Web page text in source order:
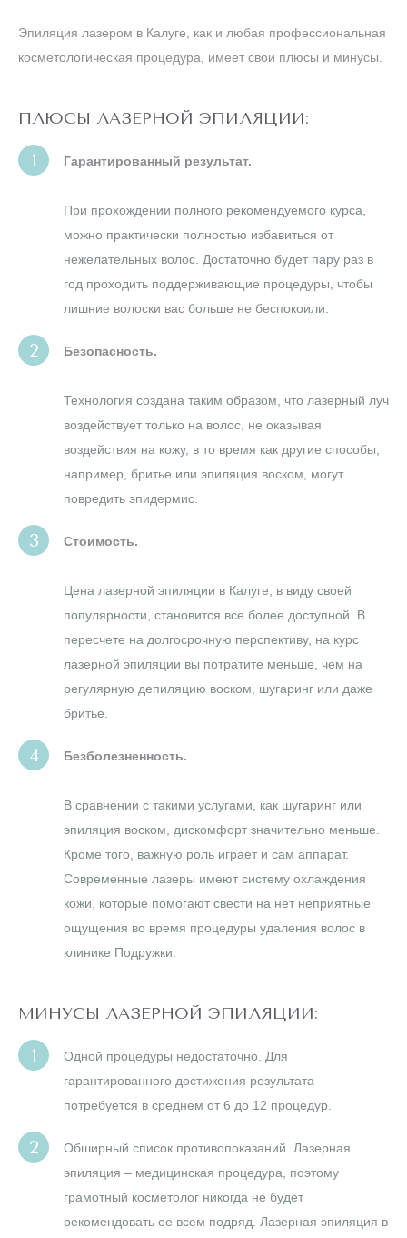
ПРОЦЕДУРЫ
Эпиляция лазером в Калуге, как и любая профессиональная
косметологическая процедура, имеет свои плюсы и минусы.
ПЛЮСЫ ЛАЗЕРНОЙ ЭПИЛЯЦИИ:
Гарантированный результат.
При прохождении полного рекомендуемого курса,
можно практически полностью избавиться от
нежелательных волос. Достаточно будет пару раз в
год проходить поддерживающие процедуры, чтобы
лишние волоски вас больше не беспокоили.
Безопасность.
Технология создана таким образом, что лазерный луч
воздействует только на волос, не оказывая
воздействия на кожу, в то время как другие способы,
например, бритье или эпиляция воском, могут
повредить эпидермис.
Стоимость.
Цена лазерной эпиляции в Калуге, в виду своей
популярности, становится все более доступной. В
пересчете на долгосрочную перспективу, на курс
лазерной эпиляции вы потратите меньше, чем на
регулярную депиляцию воском, шугаринг или даже
бритье.
Безболезненность.
В сравнении с такими услугами, как шугаринг или
эпиляция воском, дискомфорт значительно меньше.
Кроме того, важную роль играет и сам аппарат.
Современные лазеры имеют систему охлаждения
кожи, которые помогают свести на нет неприятные
ощущения во время процедуры удаления волос в
клинике Подружки.
МИНУСЫ ЛАЗЕРНОЙ ЭПИЛЯЦИИ:
Одной процедуры недостаточно. Для
гарантированного достижения результата
потребуется в среднем от 6 до 12 процедур.
Обширный список противопоказаний. Лазерная
эпиляция – медицинская процедура, поэтому
грамотный косметолог никогда не будет
рекомендовать ее всем подряд. Лазерная эпиляция в